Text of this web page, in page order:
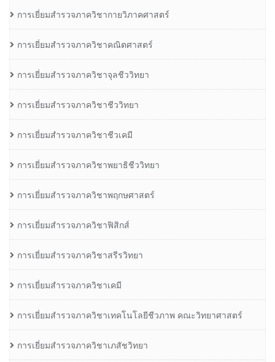
การเยี่ยมสำรวจภาควิชากายวิภาคศาสตร์
การเยี่ยมสำรวจภาควิชาคณิตศาสตร์
การเยี่ยมสำรวจภาควิชาจุลชีววิทยา
การเยี่ยมสำรวจภาควิชาชีววิทยา
การเยี่ยมสำรวจภาควิชาชีวเคมี
การเยี่ยมสำรวจภาควิชาพยาธิชีววิทยา
การเยี่ยมสำรวจภาควิชาพฤกษศาสตร์
การเยี่ยมสำรวจภาควิชาฟิสิกส์
การเยี่ยมสำรวจภาควิชาสรีรวิทยา
การเยี่ยมสำรวจภาควิชาเคมี
การเยี่ยมสำรวจภาควิชาเทคโนโลยีชีวภาพ คณะวิทยาศาสตร์
การเยี่ยมสำรวจภาควิชาเภสัชวิทยา